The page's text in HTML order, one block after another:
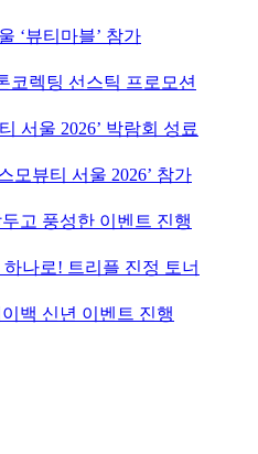
‘뷰티마블’ 참가
코렉팅 선스틱 프로모션
서울 2026’ 박람회 성료
모뷰티 서울 2026’ 참가
고 풍성한 이벤트 진행
하나로! 트리플 진정 토너
백 신년 이벤트 진행